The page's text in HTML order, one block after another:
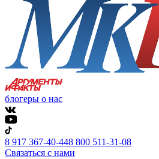
блогеры о нас
8 917 367-40-448 800 511-31-08
Связаться с нами